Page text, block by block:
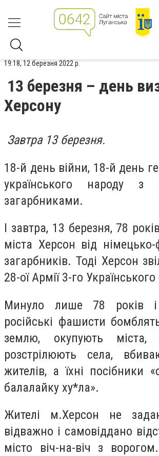
19:18, 12 березня 2022 р.
13 березня – день
Херсону
Завтра 13 березня.
18-й день війни, 18-й день
українського народу з
загарбниками.
І завтра, 13 березня, 78
міста Херсон від
загарбників. Тоді Херсон
28-ої Армії 3-го
Минуло лише 78 років
російські фашисти
землю, окупують міста,
розстрілюють села,
жителів, а їхні посібники
балалайку ху*ла».
Жителі м.Херсон не
відважно і самовіддано
місто віч-на-віч з